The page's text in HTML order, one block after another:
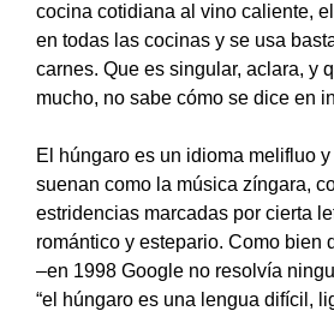
cocina cotidiana al vino caliente,
en todas las cocinas y se usa
carnes. Que es singular, aclara, y
mucho, no sabe cómo se dice en
El húngaro es un idioma melifluo
suenan como la música zíngara,
estridencias marcadas por cierta
romántico y estepario. Como bien
–en 1998 Google no resolvía
“el húngaro es una lengua difícil,